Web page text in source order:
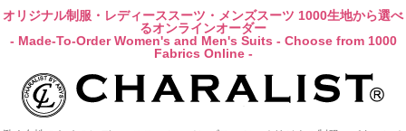
オリジナル制服・レディーススーツ・メンズスーツ 1000生地から選べ
るオンラインオーダー
- Made-To-Order Women's and Men's Suits - Choose from 1000
Fabrics Online -